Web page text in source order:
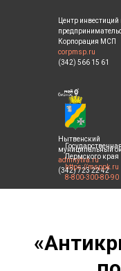
Центр
Корпорация МСП
corpmsp.ru
(342) 566 15 61
Нытвенский
муниципальный
admnytva.ru
(342) 723 22 42
Пермского края
https://msppk.ru
8-800-300-80-90